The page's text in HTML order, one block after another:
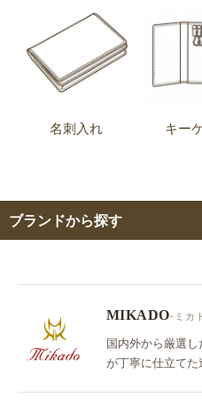
名刺入れ キー
ブランドから探す
MIKADO-ミカ
国内外から厳選
が丁寧に仕立てた